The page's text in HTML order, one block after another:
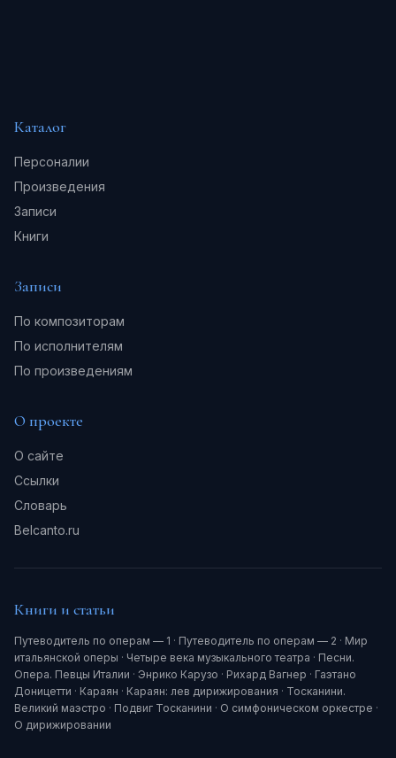
Каталог
Персоналии
Произведения
Записи
Книги
Записи
По композиторам
По исполнителям
По произведениям
О проекте
О сайте
Ссылки
Словарь
Belcanto.ru
Книги и статьи
Путеводитель по операм — 1 · Путеводитель по операм — 2 · Мир
итальянской оперы · Четыре века музыкального театра · Песни.
Опера. Певцы Италии · Энрико Карузо · Рихард Вагнер · Гаэтано
Доницетти · Караян · Караян: лев дирижирования · Тосканини.
Великий маэстро · Подвиг Тосканини · О симфоническом оркестре ·
О дирижировании